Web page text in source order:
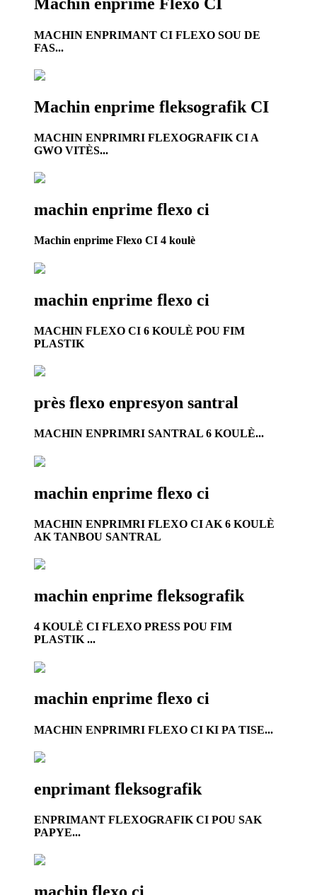
Machin enprime Flexo CI
MACHIN ENPRIMANT CI FLEXO SOU DE
FAS...
Machin enprime fleksografik CI
MACHIN ENPRIMRI FLEXOGRAFIK CI A
GWO VITÈS...
machin enprime flexo ci
Machin enprime Flexo CI 4 koulè
machin enprime flexo ci
MACHIN FLEXO CI 6 KOULÈ POU FIM
PLASTIK
près flexo enpresyon santral
MACHIN ENPRIMRI SANTRAL 6 KOULÈ...
machin enprime flexo ci
MACHIN ENPRIMRI FLEXO CI AK 6 KOULÈ
AK TANBOU SANTRAL
machin enprime fleksografik
4 KOULÈ CI FLEXO PRESS POU FIM
PLASTIK ...
machin enprime flexo ci
MACHIN ENPRIMRI FLEXO CI KI PA TISE...
enprimant fleksografik
ENPRIMANT FLEXOGRAFIK CI POU SAK
PAPYE...